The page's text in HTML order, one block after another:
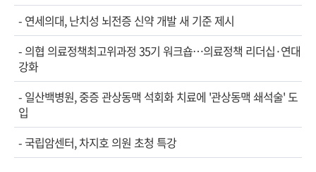
- 연세의대, 난치성 뇌전증 신약 개발 새 기준 제시
- 의협 의료정책최고위과정 35기 워크숍…의료정책 리더십·연대
강화
- 일산백병원, 중증 관상동맥 석회화 치료에 '관상동맥 쇄석술' 도
입
-국립암센터, 차지호 의원 초청 특강